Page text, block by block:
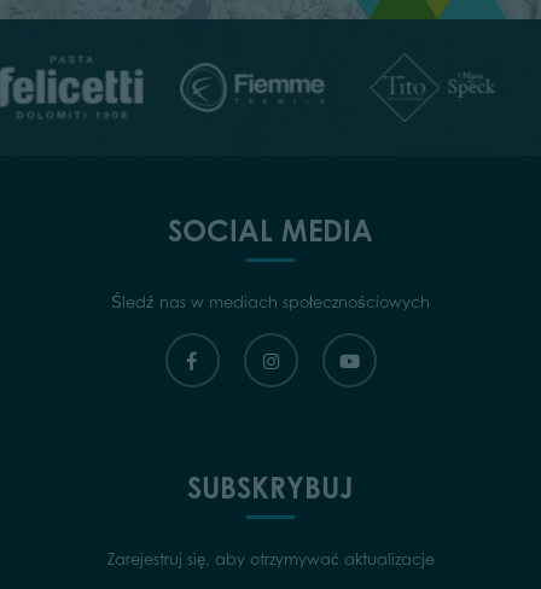
SOCIAL MEDIA
Śledź nas w mediach społecznościowych
SUBSKRYBUJ
Zarejestruj się, aby otrzymywać aktualizacje